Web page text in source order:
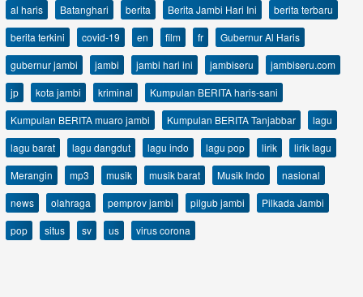
al haris Batanghari berita Berita Jambi Hari Ini
berita terbaru
berita terkini
covid-19 en film fr
Gubernur Al Haris
gubernur jambi
jambi jambi hari ini jambiseru
jambiseru.com
jp
kota jambi kriminal
Kumpulan BERITA haris-sani
Kumpulan BERITA muaro jambi
Kumpulan BERITA Tanjabbar
lagu
lagu barat
lagu dangdut lagu indo lagu pop lirik
lirik lagu
Merangin
mp3 musik musik barat Musik Indo
nasional
news
olahraga pemprov jambi pilgub jambi
Pilkada Jambi
pop
situs sv us virus corona